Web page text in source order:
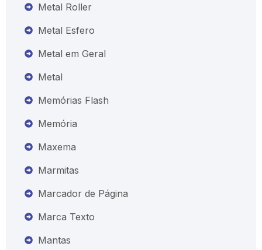
Metal Roller
Metal Esfero
Metal em Geral
Metal
Memórias Flash
Memória
Maxema
Marmitas
Marcador de Página
Marca Texto
Mantas